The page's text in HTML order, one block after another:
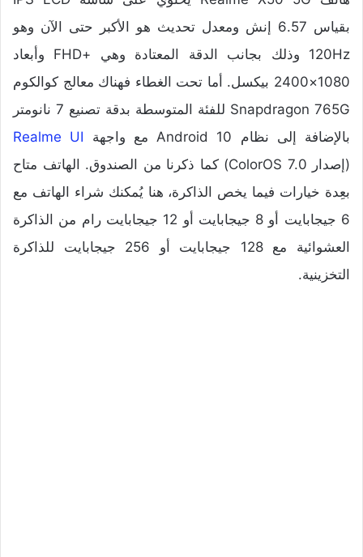
بقياس 6.57 إنش ومعدل تحديث هو الأكبر حتى الآن وهو
120Hz وذلك بجانب الدقة المعتادة وهي +FHD وأبعاد
1080×2400 بيكسل. أما تحت الغطاء فهناك معالج كوالكوم
Snapdragon 765G للفئة المتوسطة بدقة تصنيع 7 نانومتر
بالإضافة إلى نظام Android 10 مع واجهة Realme UI
(إصدار ColorOS 7.0) كما ذكرنا من الصندوق. الهاتف متاح
بعِدة خيارات فيما يخص الذاكرة، هنا يُمكنك شراء الهاتف مع
6 جيجابايت أو 8 جيجابايت أو 12 جيجابايت رام من الذاكرة
العشوائية مع 128 جيجابايت أو 256 جيجابايت للذاكرة
التخزينية.